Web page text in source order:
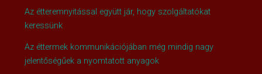
Az étteremnyitással együtt jár, hogy szolgáltatókat
keressünk
Az éttermek kommunikációjában még mindig nagy
jelentőségűek a nyomtatott anyagok